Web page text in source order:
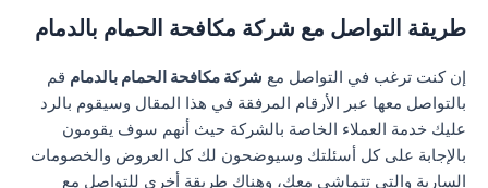
طريقة التواصل مع شركة مكافحة الحمام بالدمام
إن كنت ترغب في التواصل مع شركة مكافحة الحمام بالدمام قم
بالتواصل معها عبر الأرقام المرفقة في هذا المقال وسيقوم بالرد
عليك خدمة العملاء الخاصة بالشركة حيث أنهم سوف يقومون
بالإجابة على كل أسئلتك وسيوضحون لك كل العروض والخصومات
السارية والتي تتماشى معك، وهناك طريقة أخرى للتواصل مع